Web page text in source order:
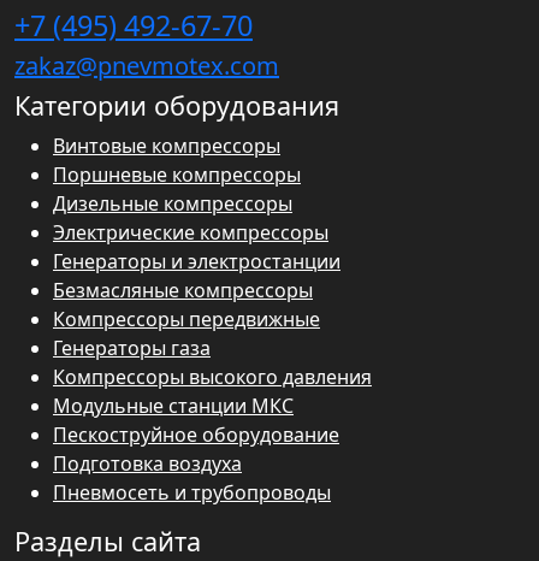
+7 (495) 492-67-70
zakaz@pnevmotex.com
Категории оборудования
Винтовые компрессоры
Поршневые компрессоры
Дизельные компрессоры
Электрические компрессоры
Генераторы и электростанции
Безмасляные компрессоры
Компрессоры передвижные
Генераторы газа
Компрессоры высокого давления
Модульные станции МКС
Пескоструйное оборудование
Подготовка воздуха
Пневмосеть и трубопроводы
Разделы сайта